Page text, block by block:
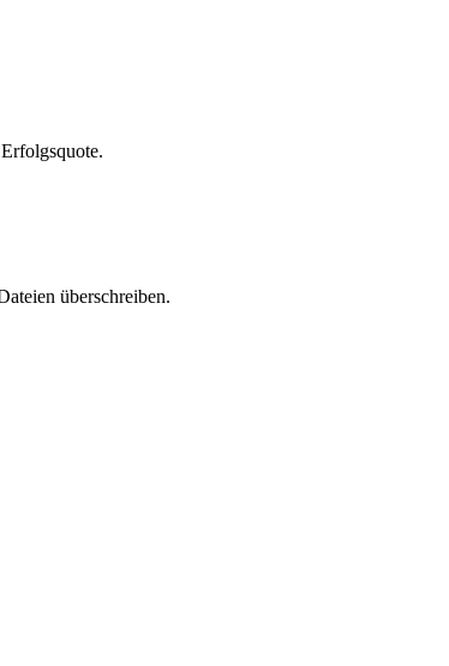
überschreiben.